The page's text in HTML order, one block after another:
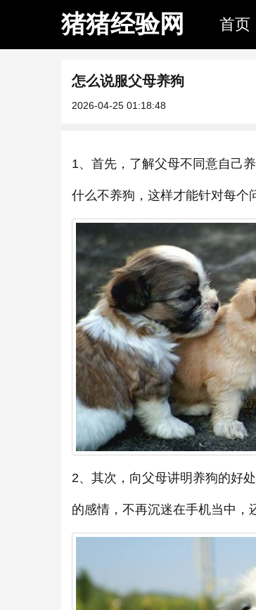
猪猪经验网 首页
怎么说服父母养狗
2026-04-25 01:18:48
1、首先，了解父母不同意自己
什么不养狗，这样才能针对每个
2、其次，向父母讲明养狗的好
的感情，不再沉迷在手机当中，